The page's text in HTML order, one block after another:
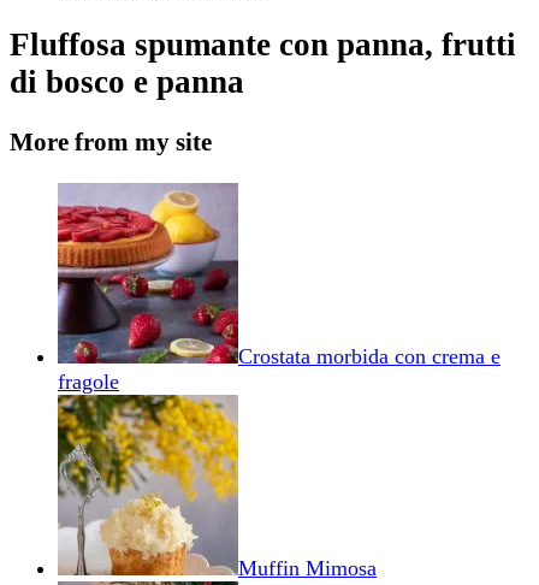
Fluffosa spumante con panna, frutti
di bosco e panna
More from my site
Crostata morbida con crema e
fragole
Muffin Mimosa